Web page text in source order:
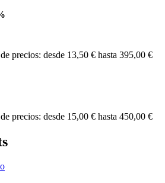
precios: desde 13,50 € hasta 395,00 €
precios: desde 15,00 € hasta 450,00 €